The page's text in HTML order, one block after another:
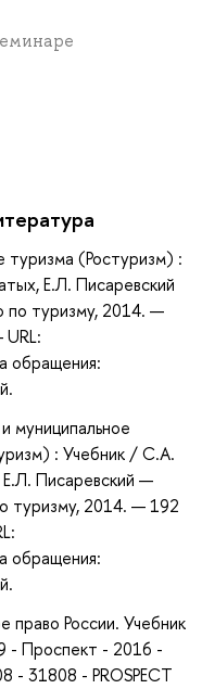
туризма (Ростуризм) :
Е.Л. Писаревский
по туризму, 2014. —
муниципальное
: Учебник / С.А.
Писаревский —
туризму, 2014. — 192
России. Учебник
- Проспект - 2016 -
31808 - PROSPECT